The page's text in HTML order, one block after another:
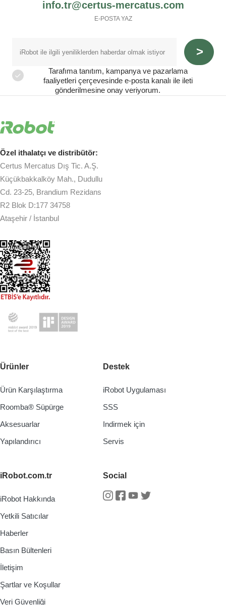
info.tr@certus-mercatus.com
E-POSTA YAZ
Tarafıma tanıtım, kampanya ve pazarlama
faaliyetleri çerçevesinde e-posta kanalı ile ileti
gönderilmesine onay veriyorum.
Özel ithalatçı ve distribütör:
Certus Mercatus Dış Tic. A.Ş.
Küçükbakkalköy Mah., Dudullu
Cd. 23-25, Brandium Rezidans
R2 Blok D:177 34758
Ataşehir / İstanbul
Ürünler
Ürün Karşılaştırma
Roomba® Süpürge
Aksesuarlar
Yapılandırıcı
Destek
iRobot Uygulaması
SSS
Indirmek için
Servis
iRobot.com.tr
iRobot Hakkında
Yetkili Satıcılar
Haberler
Basın Bültenleri
İletişim
Şartlar ve Koşullar
Veri Güvenliği
Social
Instagram
Facebook
Youtube